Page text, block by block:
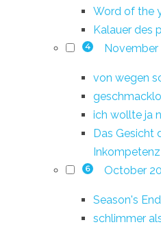
Word of the
Kalauer des
4 November
von wegen
ich wollte ja
Das Gesicht
Inkompetenz
6 October
Season's End
schlimmer